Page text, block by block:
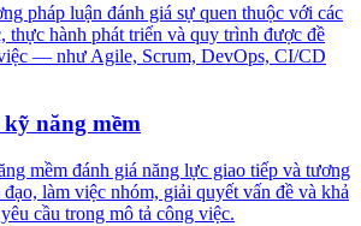
pháp luận đánh giá sự quen thuộc với các
thực hành phát triển và quy trình được đề
— như Agile, Scrum, DevOps, CI/CD
năng mềm
mềm đánh giá năng lực giao tiếp và tương
làm việc nhóm, giải quyết vấn đề và khả
cầu trong mô tả công việc.